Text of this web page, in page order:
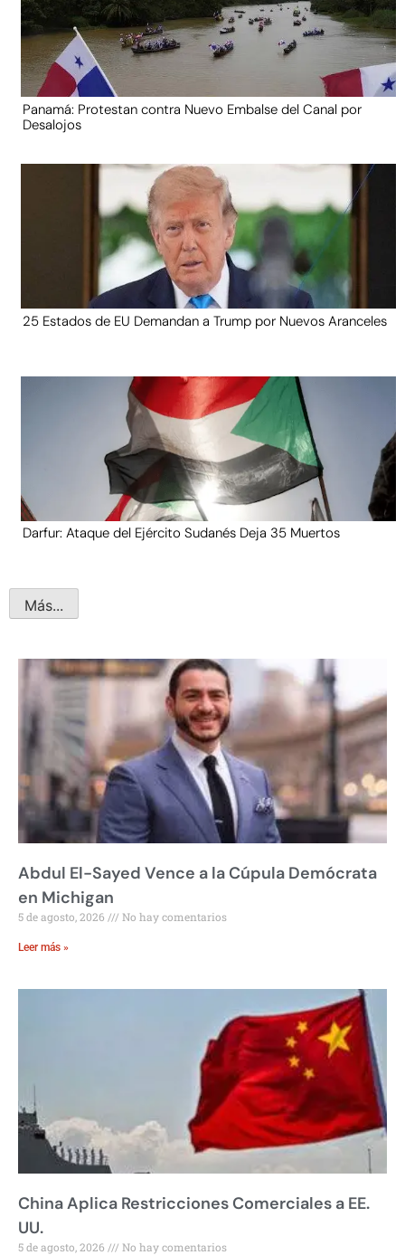
Panamá: Protestan contra Nuevo Embalse del Canal por
Desalojos
25 Estados de EU Demandan a Trump por Nuevos Aranceles
Darfur: Ataque del Ejército Sudanés Deja 35 Muertos
Más...
Abdul El-Sayed Vence a la Cúpula Demócrata
en Michigan
5 de agosto, 2026 No hay comentarios
Leer más »
China Aplica Restricciones Comerciales a EE.
UU.
5 de agosto, 2026 No hay comentarios